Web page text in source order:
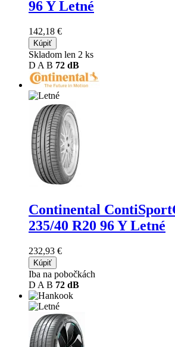
96 Y Letné
142,18 €
Kúpiť
Skladom len 2 ks
D A B 72 dB
Continental
235/40 R20 96 Y Letné
232,93 €
Kúpiť
Iba na pobočkách
D A B 72 dB